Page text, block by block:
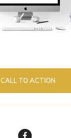
CALL TO ACTION